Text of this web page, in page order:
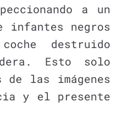
a un
infantes negros
destruido
Esto solo
de las imágenes
y el presente